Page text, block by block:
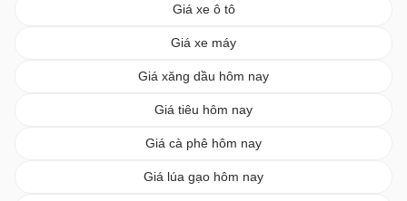
Giá xe ô tô
Giá xe máy
Giá xăng dầu hôm nay
Giá tiêu hôm nay
Giá cà phê hôm nay
Giá lúa gạo hôm nay